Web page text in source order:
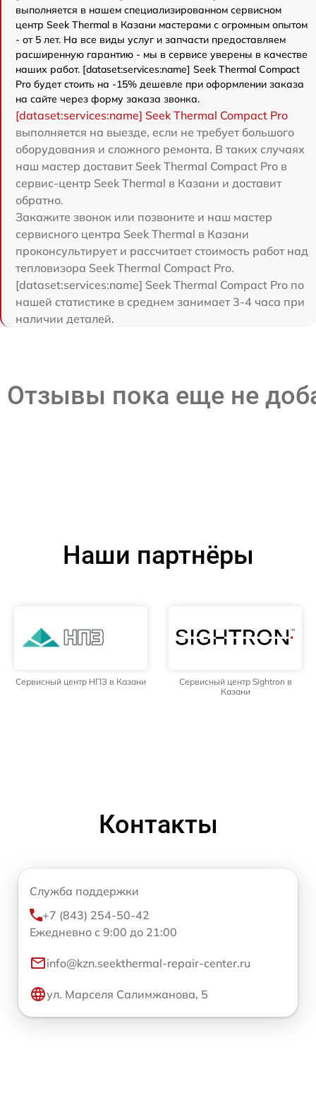
выполняется в нашем специализированном сервисном
центр Seek Thermal в Казани мастерами с огромным опытом
- от 5 лет. На все виды услуг и запчасти предоставляем
расширенную гарантию - мы в сервисе уверены в качестве
наших работ. [dataset:services:name] Seek Thermal Compact
Pro будет стоить на -15% дешевле при оформлении заказа
на сайте через форму заказа звонка.
[dataset:services:name] Seek Thermal Compact Pro
выполняется на выезде, если не требует большого
оборудования и сложного ремонта. В таких случаях
наш мастер доставит Seek Thermal Compact Pro в
сервис-центр Seek Thermal в Казани и доставит
обратно.
Закажите звонок или позвоните и наш мастер
сервисного центра Seek Thermal в Казани
проконсультирует и рассчитает стоимость работ над
тепловизора Seek Thermal Compact Pro.
[dataset:services:name] Seek Thermal Compact Pro по
нашей статистике в среднем занимает 3-4 часа при
наличии деталей.
Отзывы пока еще не
Наши партнёры
Сервисный центр НПЗ в Казани
Сервисный центр Sightron в
Казани
Контакты
Служба поддержки
+7 (843) 254-50-42
Ежедневно с 9:00 до 21:00
info@kzn.seekthermal-repair-center.ru
ул. Марселя Салимжанова, 5